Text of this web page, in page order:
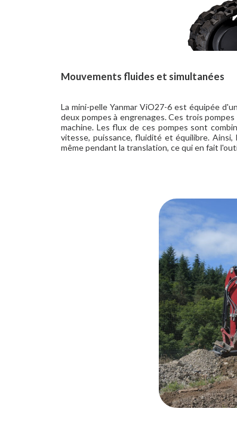
Mouvements fluides et simultanées
La mini-pelle Yanmar ViO27-6 est équipée
deux pompes à engrenages. Ces trois
machine. Les flux de ces pompes sont
vitesse, puissance, fluidité et équilibre.
même pendant la translation, ce qui en fait